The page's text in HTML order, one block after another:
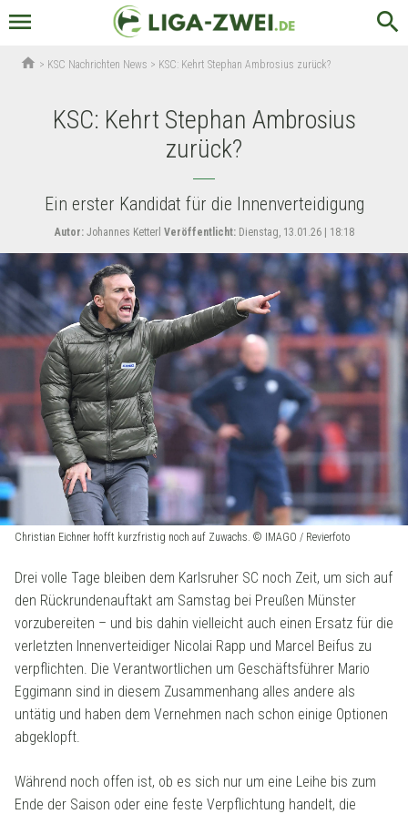
menu search
home > KSC Nachrichten News > KSC: Kehrt Stephan Ambrosius zurück?
KSC: Kehrt Stephan Ambrosius
zurück?
Ein erster Kandidat für die Innenverteidigung
Autor:Johannes Ketterl Veröffentlicht:Dienstag, 13.01.26 | 18:18
Christian Eichner hofft kurzfristig noch auf Zuwachs. © IMAGO / Revierfoto
Drei volle Tage bleiben dem Karlsruher SC noch Zeit, um sich auf
den Rückrundenauftakt am Samstag bei Preußen Münster
vorzubereiten – und bis dahin vielleicht auch einen Ersatz für die
verletzten Innenverteidiger Nicolai Rapp und Marcel Beifus zu
verpflichten. Die Verantwortlichen um Geschäftsführer Mario
Eggimann sind in diesem Zusammenhang alles andere als
untätig und haben dem Vernehmen nach schon einige Optionen
abgeklopft.
Während noch offen ist, ob es sich nur um eine Leihe bis zum
Ende der Saison oder eine feste Verpflichtung handelt, die